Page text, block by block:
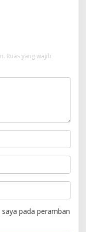
Ruas yang wajib
pada peramban